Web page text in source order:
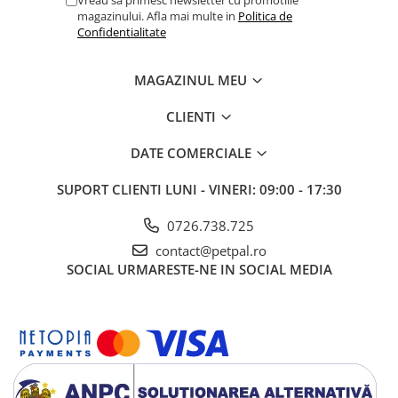
maximum 2 zile.magazinului. Afla mai multe in Politica de
Confidentialitate
MAGAZINUL MEU
CLIENTI
DATE COMERCIALE
SUPORT CLIENTI LUNI - VINERI: 09:00 - 17:30
0726.738.725
contact@petpal.ro
SOCIAL URMARESTE-NE IN SOCIAL MEDIA